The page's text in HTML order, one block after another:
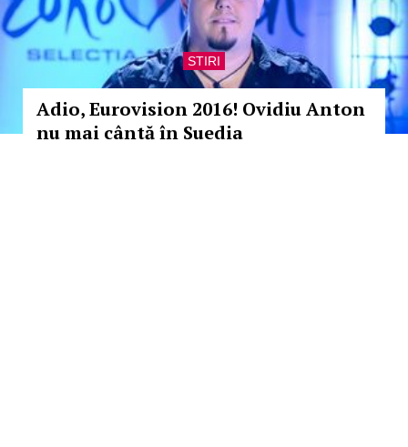
STIRI
Adio, Eurovision 2016! Ovidiu Anton
nu mai cântă în Suedia